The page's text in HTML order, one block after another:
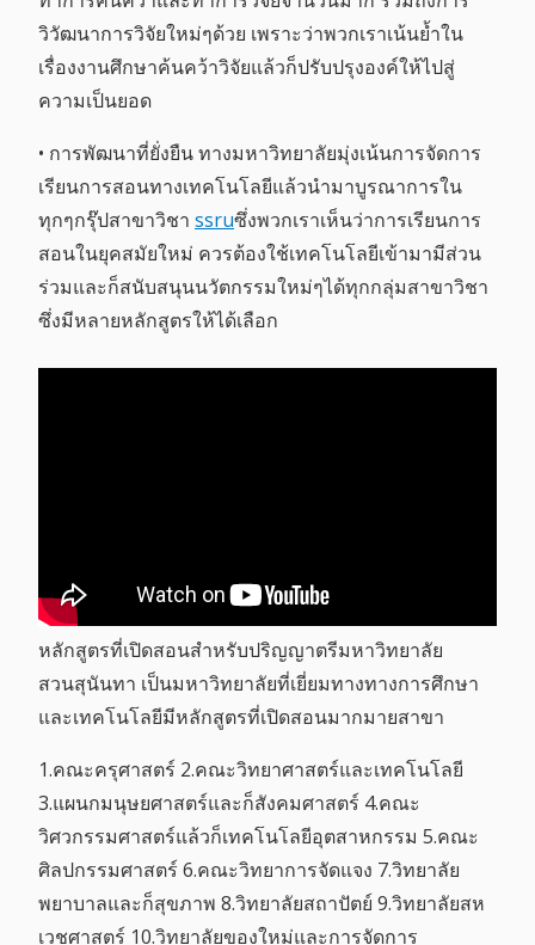
วิวัฒนาการวิจัยใหม่ๆด้วย เพราะว่าพวกเราเน้นย้ำใน
เรื่องงานศึกษาค้นคว้าวิจัยแล้วก็ปรับปรุงองค์ให้ไปสู่
ความเป็นยอด
• การพัฒนาที่ยั่งยืน ทางมหาวิทยาลัยมุ่งเน้นการจัดการ
เรียนการสอนทางเทคโนโลยีแล้วนำมาบูรณาการใน
ทุกๆกรุ๊ปสาขาวิชา ssruซึ่งพวกเราเห็นว่าการเรียนการ
สอนในยุคสมัยใหม่ ควรต้องใช้เทคโนโลยีเข้ามามีส่วน
ร่วมและก็สนับสนุนนวัตกรรมใหม่ๆได้ทุกกลุ่มสาขาวิชา
ซึ่งมีหลายหลักสูตรให้ได้เลือก
หลักสูตรที่เปิดสอนสำหรับปริญญาตรีมหาวิทยาลัย
สวนสุนันทา เป็นมหาวิทยาลัยที่เยี่ยมทางทางการศึกษา
และเทคโนโลยีมีหลักสูตรที่เปิดสอนมากมายสาขา
1.คณะครุศาสตร์ 2.คณะวิทยาศาสตร์และเทคโนโลยี
3.แผนกมนุษยศาสตร์และก็สังคมศาสตร์ 4.คณะ
วิศวกรรมศาสตร์แล้วก็เทคโนโลยีอุตสาหกรรม 5.คณะ
ศิลปกรรมศาสตร์ 6.คณะวิทยาการจัดแจง 7.วิทยาลัย
พยาบาลและก็สุขภาพ 8.วิทยาลัยสถาปัตย์ 9.วิทยาลัยสห
เวชศาสตร์ 10.วิทยาลัยของใหม่และการจัดการ